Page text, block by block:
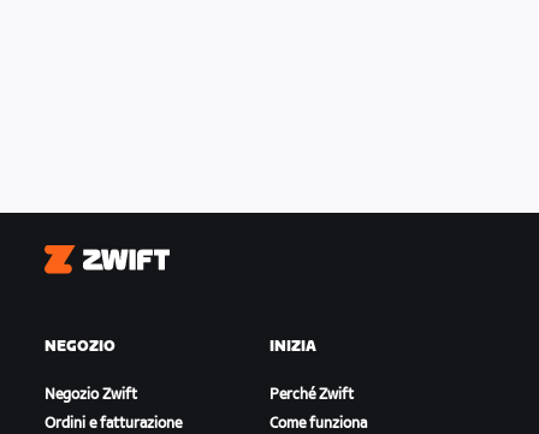
Zwift
NEGOZIO
Negozio Zwift
Ordini e fatturazione
INIZIA
Perché Zwift
Come funziona